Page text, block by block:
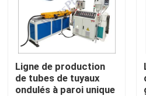
Machine d'extrudeuse de
Chaîne de production de
Ligne de production
de tubes de tuyaux
ondulés à paroi unique